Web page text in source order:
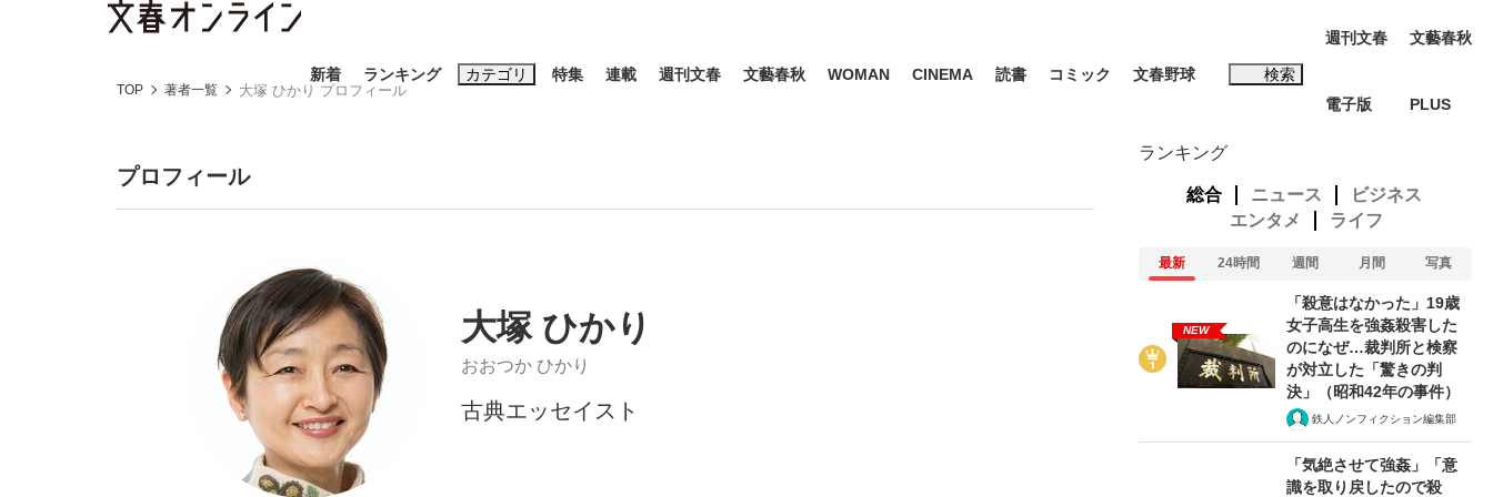
新着 ランキング カテゴリ
「90%は失敗する。でも…」本田圭佑が初めて明かした日本代表監督に... 「最悪の空気のまま解散」WBC日本代表“敗戦”の真実 選手が明かす...
特集
終戦から81年
連載 週刊文春 文藝春秋 WOMAN CINEMA 読書 コミック 文春野球 検索
おすすめのキーワードタグ一覧
#玉木雄一郎
#亀和田武
週刊文春
電子版
文藝春秋
PLUS
TOP 著者一覧 大塚 ひかり プロフィール
プロフィール
大塚 ひかり
おおつか ひかり
古典エッセイスト
ランキング
総合 ニュース
ビジネス
エンタメ
ライフ
最新 24時間 週間 月間 写真
NEW
「殺意はなかった」19歳
女子高生を強姦殺害した
のになぜ…裁判所と検察
が対立した「驚きの判
決」（昭和42年の事件）
鉄人ノンフィクション編集部
「気絶させて強姦」「意
識を取り戻したので殺